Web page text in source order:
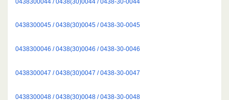
0438300045 / 0438(30)0045 / 0438-30-0045
0438300046 / 0438(30)0046 / 0438-30-0046
0438300047 / 0438(30)0047 / 0438-30-0047
0438300048 / 0438(30)0048 / 0438-30-0048